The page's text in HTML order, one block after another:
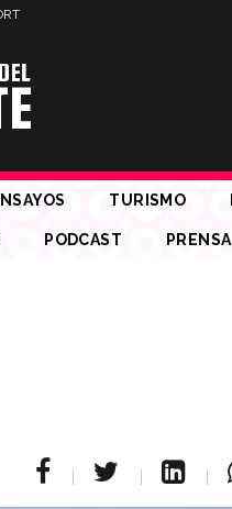
TURISMO
PODCAST PRENSA